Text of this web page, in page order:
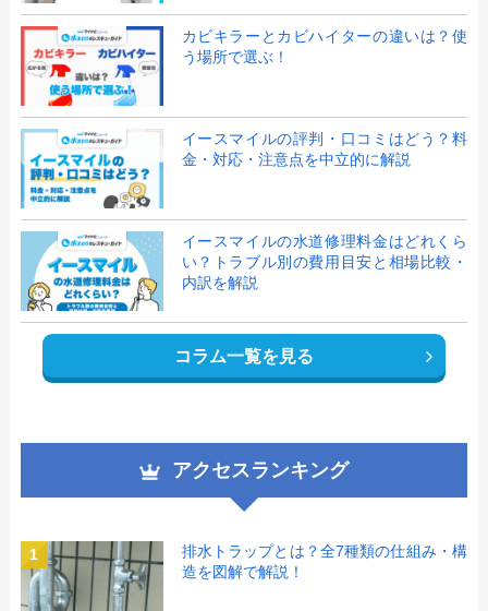
カビキラーとカビハイターの違いは？使
う場所で選ぶ！
イースマイルの評判・口コミはどう？料
金・対応・注意点を中立的に解説
イースマイルの水道修理料金はどれくら
い？トラブル別の費用目安と相場比較・
内訳を解説
コラム一覧を見る
アクセスランキング
1
排水トラップとは？全7種類の仕組み・構
造を図解で解説！